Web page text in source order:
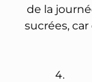
de la
sucrées,